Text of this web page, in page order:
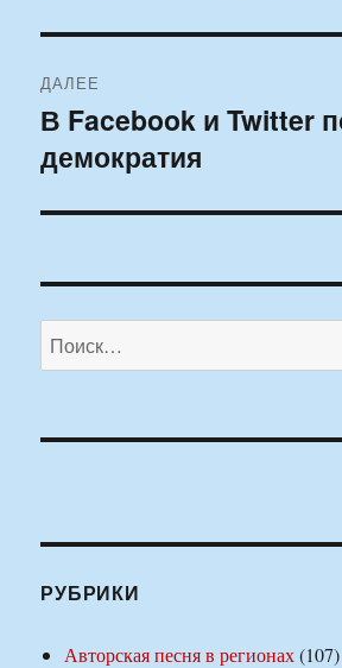
ДАЛЕЕ
Следующая
запись:
В Facebook и Twitter
демократия
Искать:
РУБРИКИ
Авторская песня в регионах(107)